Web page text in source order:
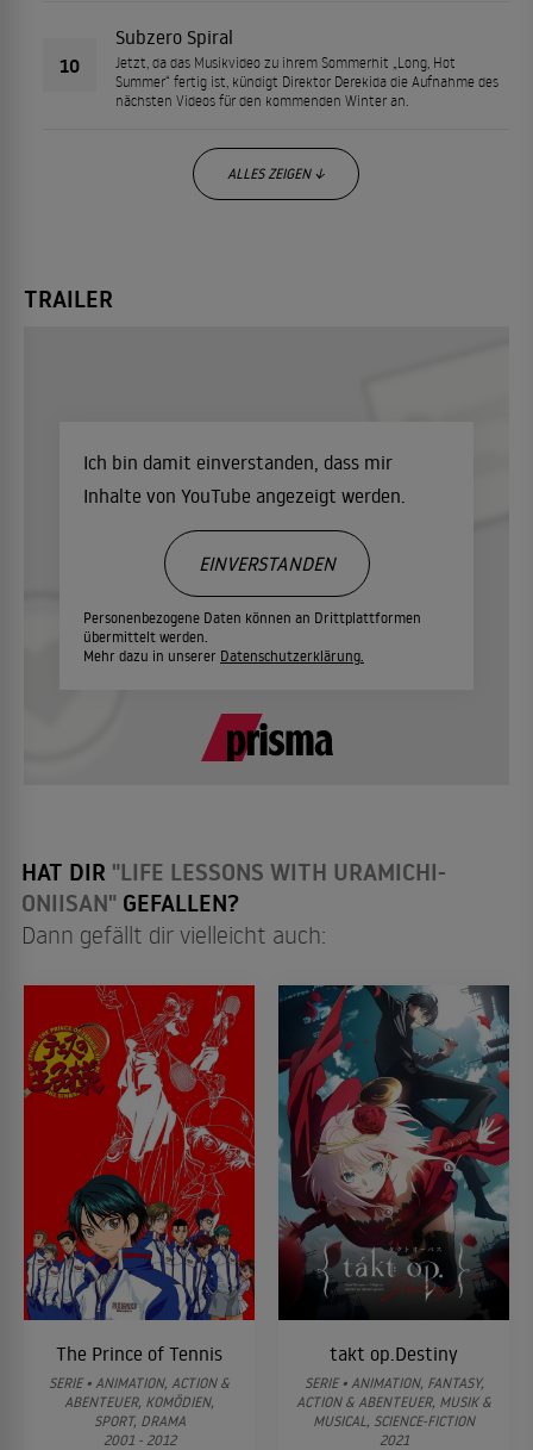
10
Subzero Spiral
Jetzt, da das Musikvideo zu ihrem Sommerhit „Long, Hot
Summer“ fertig ist, kündigt Direktor Derekida die Aufnahme des
nächsten Videos für den kommenden Winter an.
ALLES ZEIGEN ↓
TRAILER
Ich bin damit einverstanden, dass mir
Inhalte von YouTube angezeigt werden.
Personenbezogene Daten können an Drittplattformen
übermittelt werden.
Mehr dazu in unserer Datenschutzerklärung.
EINVERSTANDEN
HAT DIR "LIFE LESSONS WITH URAMICHI-
ONIISAN" GEFALLEN?
Dann gefällt dir vielleicht auch:
The Prince of Tennis
SERIE • ANIMATION, ACTION &
ABENTEUER, KOMÖDIEN,
SPORT, DRAMA
2001 - 2012
takt op.Destiny
SERIE • ANIMATION, FANTASY,
ACTION & ABENTEUER, MUSIK &
MUSICAL, SCIENCE-FICTION
2021